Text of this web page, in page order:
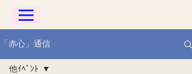
「赤心」通信
他ｲﾍﾞﾝﾄ